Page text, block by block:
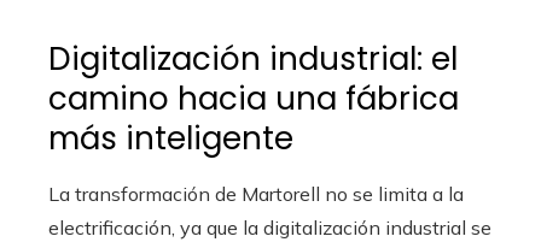
Digitalización industrial: el
camino hacia una fábrica
más inteligente
La transformación de Martorell no se limita a la
electrificación, ya que la digitalización industrial se